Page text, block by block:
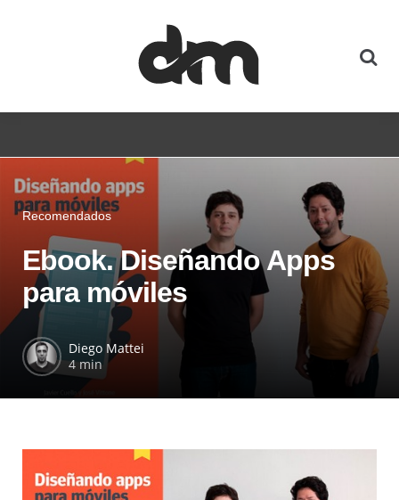
Recomendados
Ebook. Diseñando Apps
para móviles
Diego Mattei
4 min